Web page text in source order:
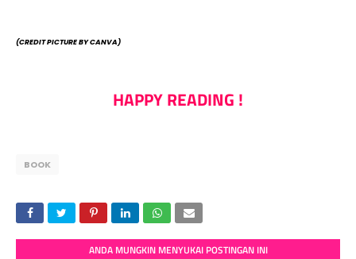
(CREDIT PICTURE BY CANVA)
HAPPY READING !
BOOK
ANDA MUNGKIN MENYUKAI POSTINGAN INI